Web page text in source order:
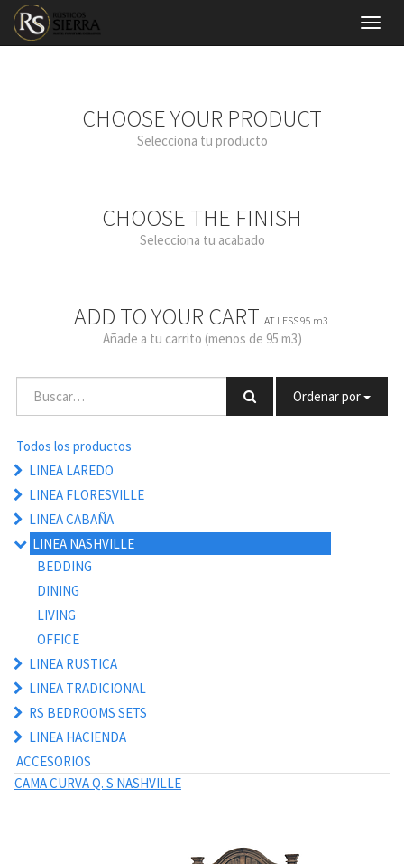
Menú
de
CHOOSE YOUR PRODUCT
Selecciona tu producto
CHOOSE THE FINISH
Selecciona tu acabado
ADD TO YOUR CART AT LESS 95 m3
Añade a tu carrito (menos de 95 m3)
Ordenar por
Todos los productos
LINEA LAREDO
LINEA FLORESVILLE
LINEA CABAÑA
LINEA NASHVILLE
BEDDING
DINING
LIVING
OFFICE
LINEA RUSTICA
LINEA TRADICIONAL
RS BEDROOMS SETS
LINEA HACIENDA
ACCESORIOS
CAMA CURVA Q. S NASHVILLE